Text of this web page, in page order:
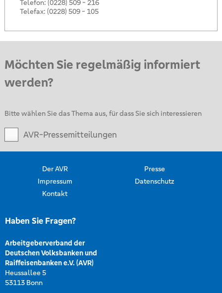
Telefon: (0228) 509 - 216
Telefax: (0228) 509 - 105
Möchten Sie regelmäßig informiert
werden?
Bitte wählen Sie das Thema aus, für dass Sie sich interessieren
AVR-Pressemitteilungen
Der AVR
Presse
Impressum
Datenschutz
Kontakt
Haben Sie Fragen?
Arbeitgeberverband der
Deutschen Volksbanken und
Raiffeisenbanken e.V. (AVR)
Heussallee 5
53113 Bonn